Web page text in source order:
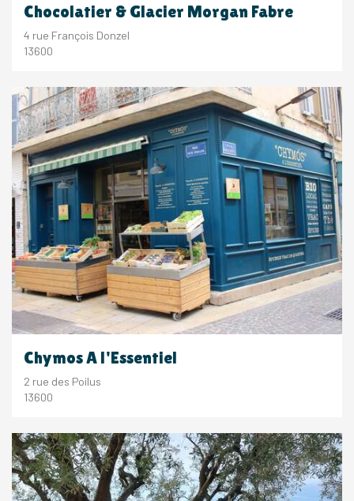
Chocolatier & Glacier Morgan Fabre
4 rue François Donzel
13600
Chymos A l'Essentiel
2 rue des Poilus
13600